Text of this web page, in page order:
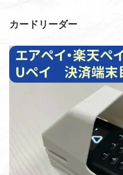
カードリーダー